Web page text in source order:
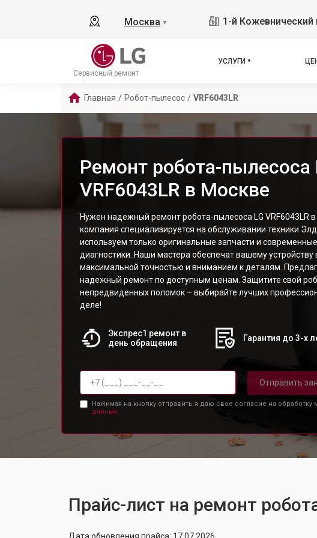
Москва ▼ 1-й Кожевнический
Сервисный ремонт
УСЛУГИ
Главная / Робот-пылесос / VRF6043LR
Ремонт робота-пылесоса
VRF6043LR в Москве
Нужен надежный ремонт робота-пылесоса LG VRF6043LR
компания специализируется на обслуживании техники
используем только оригинальные запчасти и
диагностики. Наши мастера обеспечат вашему
максимальной точностью и вниманием к деталям.
надежный ремонт по доступным ценам. Защитите свой
непредвиденных поломок – выбирайте лучших
деле!
Экспрес1 ремонт в
день обращения
Гарантия до 3-х
Отправить
Нажимая на кнопку отправить я даю свое согласие на обработку
данных.
Прайс-лист на ремонт
Дата обновления прайса: 17.07.2026